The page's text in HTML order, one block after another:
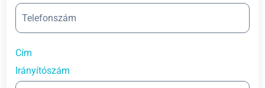
Cím
Irányítószám